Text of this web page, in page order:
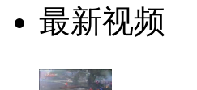
最新视频